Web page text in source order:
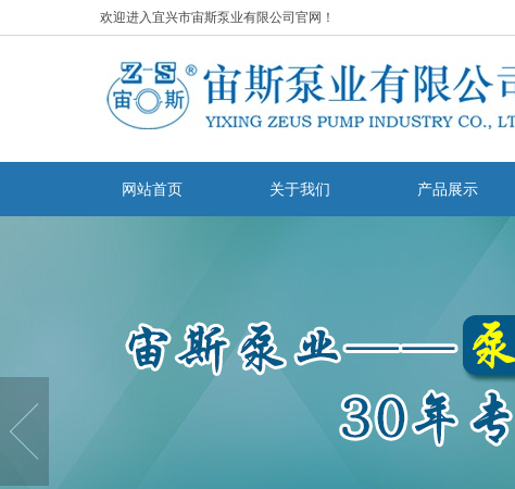
欢迎进入宜兴市宙斯泵业有限公司官网！
网站首页 关于我们 产品展示